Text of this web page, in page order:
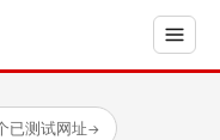
已测试网址→